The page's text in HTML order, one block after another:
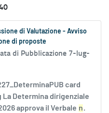
di Valutazione - Avviso
di proposte
di Pubblicazione 7-lug-
card
La Determina dirigenziale
approva il Verbale n.